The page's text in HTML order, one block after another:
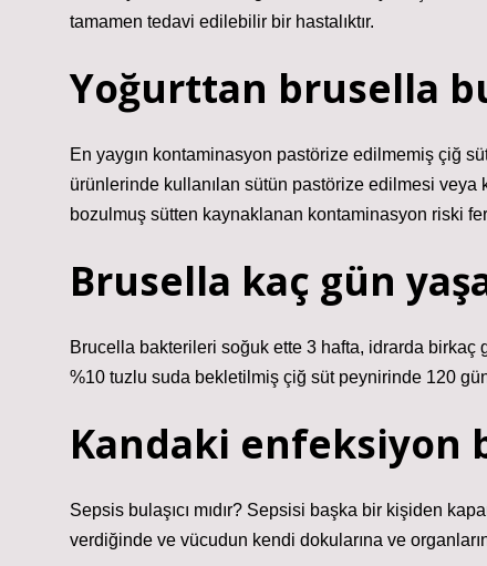
tamamen tedavi edilebilir bir hastalıktır.
Yoğurttan brusella
En yaygın kontaminasyon pastörize edilmemiş çiğ
ürünlerinde kullanılan sütün pastörize edilmesi veya
bozulmuş sütten kaynaklanan kontaminasyon riski
Brusella kaç gün
Brucella bakterileri soğuk ette 3 hafta, idrarda birkaç
%10 tuzlu suda bekletilmiş çiğ süt peynirinde 120
Kandaki enfeksiyon
Sepsis bulaşıcı mıdır? Sepsisi başka bir kişiden
verdiğinde ve vücudun kendi dokularına ve